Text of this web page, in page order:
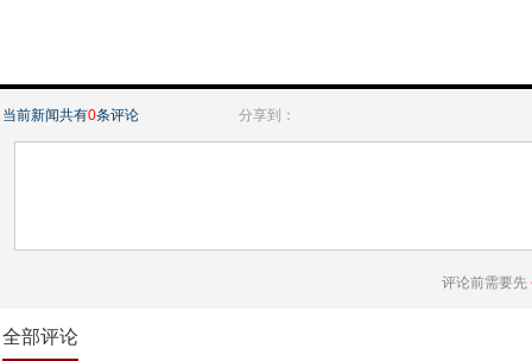
当前新闻共有0条评论 分享到：
评论前需要先
全部评论